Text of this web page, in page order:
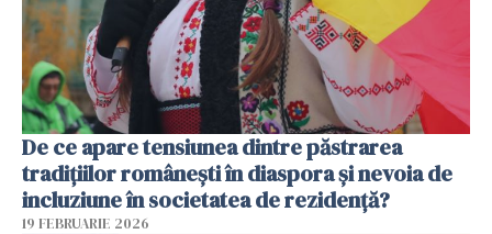
De ce apare tensiunea dintre păstrarea
tradițiilor românești în diaspora și nevoia de
incluziune în societatea de rezidență?
19 FEBRUARIE 2026